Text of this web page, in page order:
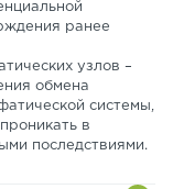
ранее
узлов –
обмена
системы,
в
последствиями.